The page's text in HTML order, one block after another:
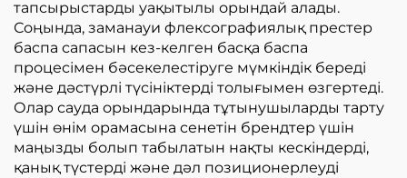
тапсырыстарды уақытылы орындай алады.
Соңында, заманауи флексографиялық престер
баспа сапасын кез-келген басқа баспа
процесімен бәсекелестіруге мүмкіндік береді
және дәстүрлі түсініктерді толығымен өзгертеді.
Олар сауда орындарында тұтынушыларды тарту
үшін өнім орамасына сенетін брендтер үшін
маңызды болып табылатын нақты кескіндерді,
қанық түстерді және дәл позиционерлеуді